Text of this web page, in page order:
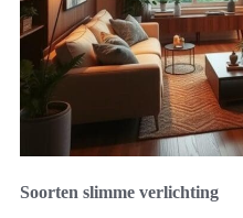
Soorten slimme verlichting